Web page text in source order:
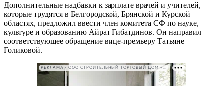
Дополнительные надбавки к зарплате врачей и учителей,
которые трудятся в Белгородской, Брянской и Курской
областях, предложил ввести член комитета СФ по науке,
культуре и образованию Айрат Гибатдинов. Он направил
соответствующее обращение вице-премьеру Татьяне
Голиковой.
РЕКЛАМА • ООО СТРОИТЕЛЬНЫЙ ТОРГОВЫЙ ДОМ «ПЕТРОВИЧ». ИНН: 7802348846